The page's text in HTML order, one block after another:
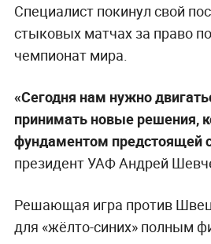
Специалист покинул свой
стыковых матчах за право
чемпионат мира.
«Сегодня нам нужно
принимать новые решения,
фундаментом предстоящей
президент УАФ Андрей
Решающая игра против
для «жёлто-синих» полным